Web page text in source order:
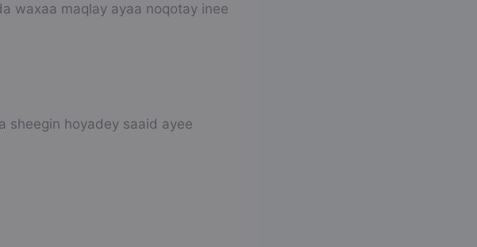
waxaa maqlay ayaa noqotay inee
sheegin hoyadey saaid ayee